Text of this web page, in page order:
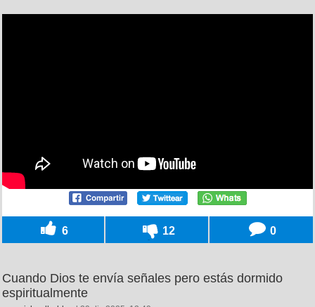
6 12 0
Cuando Dios te envía señales pero estás dormido
espiritualmente